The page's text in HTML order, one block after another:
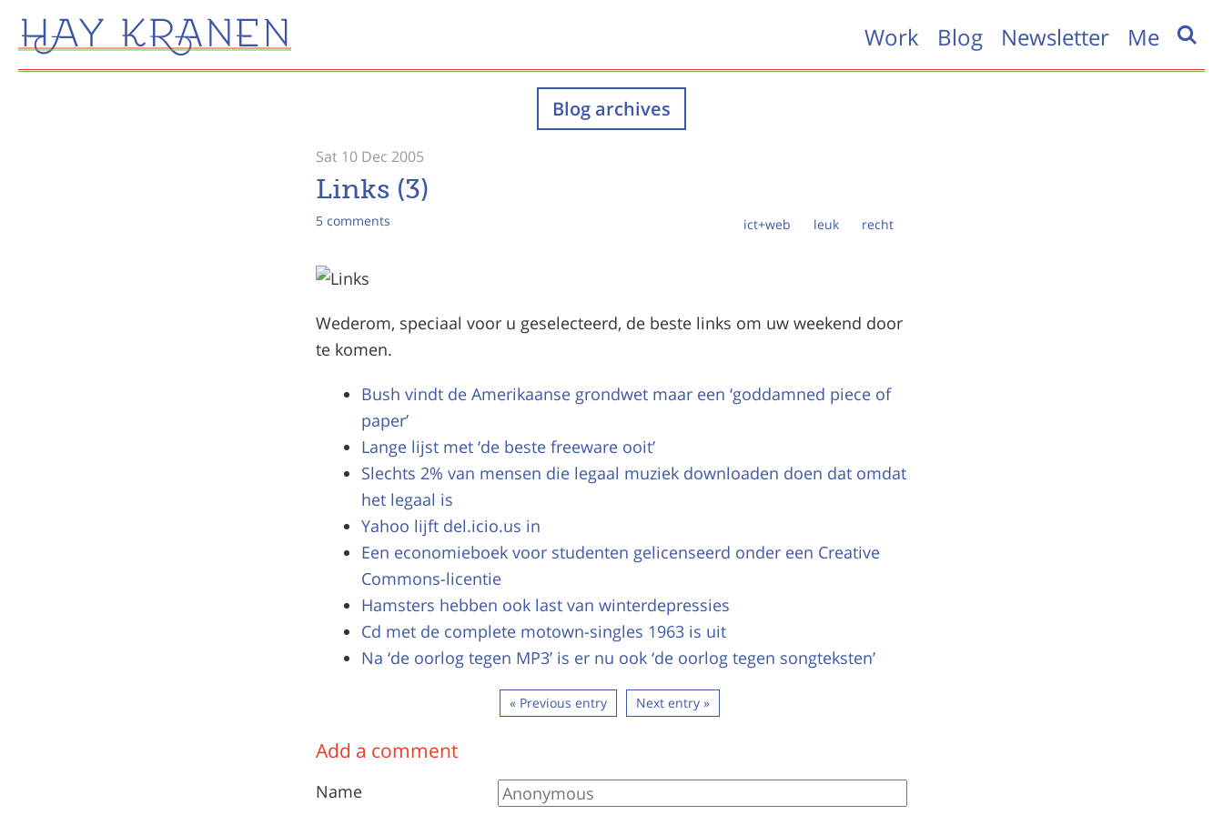
Work Blog Newsletter Me
Blog archives
Sat 10 Dec 2005
Links (3)
5 comments ict+web leuk recht
Wederom, speciaal voor u geselecteerd, de beste links om uw weekend door
te komen.
Bush vindt de Amerikaanse grondwet maar een ‘goddamned piece of
paper’
Lange lijst met ‘de beste freeware ooit’
Slechts 2% van mensen die legaal muziek downloaden doen dat omdat
het legaal is
Yahoo lijft del.icio.us in
Een economieboek voor studenten gelicenseerd onder een Creative
Commons-licentie
Hamsters hebben ook last van winterdepressies
Cd met de complete motown-singles 1963 is uit
Na ‘de oorlog tegen MP3’ is er nu ook ‘de oorlog tegen songteksten’
« Previous entry Next entry »
Add a comment
Name